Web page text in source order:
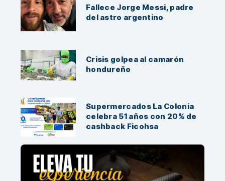
Fallece Jorge Messi, padre
del astro argentino
Crisis golpea al camarón
hondureño
Supermercados La Colonia
celebra 51 años con 20% de
cashback Ficohsa